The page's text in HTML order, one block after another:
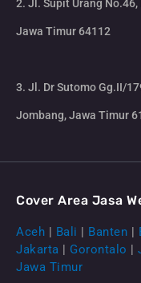
2. Jl. Supit Urang
Jawa Timur 64112
3. Jl. Dr Sutomo Gg.II/
Jombang, Jawa Timur
Cover Area Jasa
Aceh | Bali | Banten |
Jakarta | Gorontalo |
Jawa Timur